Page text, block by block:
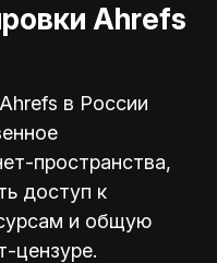
Ahrefs
в России
пространства,
доступ к
и общую
цензуре.